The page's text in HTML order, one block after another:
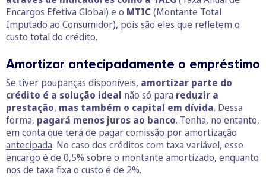
Encargos Efetiva Global) e o MTIC(Montante Total
Imputado ao Consumidor), pois são eles que refletem o
custo total do crédito.
Amortizar antecipadamente o empréstimo
Se tiver poupanças disponíveis, amortizar parte do
crédito é a solução ideal não só para reduzir a
prestação, mas também o capital em dívida. Dessa
forma, pagará menos juros ao banco. Tenha, no entanto,
em conta que terá de pagar comissão poramortização
antecipada. No caso dos créditos com taxa variável, esse
encargo é de 0,5% sobre o montante amortizado, enquanto
nos de taxa fixa o custo é de 2%.